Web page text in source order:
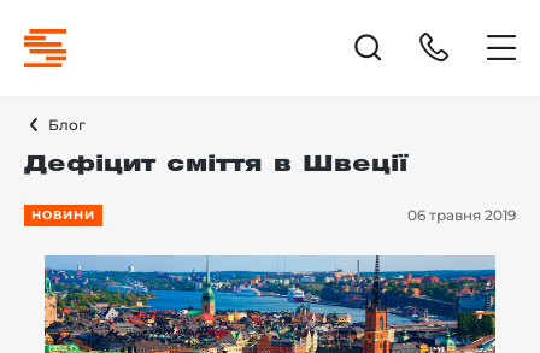
Блог
Дефіцит сміття в Швеції
НОВИНИ 06 травня 2019